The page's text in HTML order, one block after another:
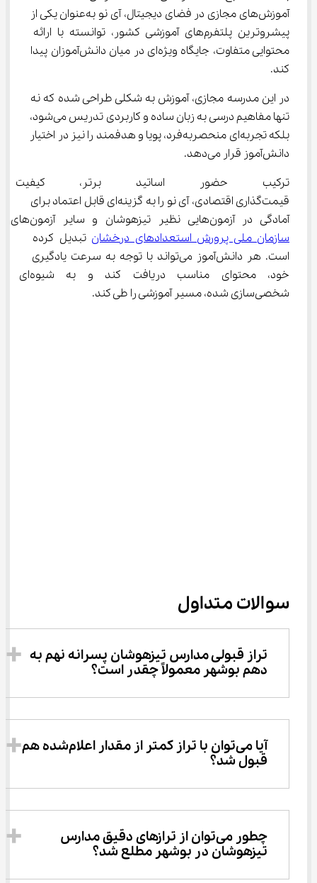
آموزش‌های مجازی در فضای دیجیتال، آی‌ نو به‌عنوان یکی از
پیشروترین پلتفرم‌های آموزشی کشور، توانسته با ارائه
محتوایی متفاوت، جایگاه ویژه‌ای در میان دانش‌آموزان پیدا
کند.
در این مدرسه مجازی، آموزش به شکلی طراحی شده که نه
تنها مفاهیم درسی به زبان ساده و کاربردی تدریس می‌شود،
بلکه تجربه‌ای منحصربه‌فرد، پویا و هدفمند را نیز در اختیار
دانش‌آموز قرار می‌دهد.
ترکیب حضور اساتید برتر،
قیمت‌گذاری اقتصادی، آی‌ نو را به گزینه‌ای قابل اعتماد برای
آمادگی در آزمون‌هایی نظیر تیزهوشان و سایر آزمون‌های
سازمان ملی پرورش استعدادهای درخشان تبدیل کرده
است. هر دانش‌آموز می‌تواند با توجه به سرعت یادگیری
خود، محتوای مناسب دریافت کند و به شیوه‌ای
شخصی‌سازی شده، مسیر آموزشی را طی کند.
سوالات متداول
تراز قبولی مدارس تیزهوشان پسرانه نهم به
دهم بوشهر معمولاً چقدر است؟
آیا می‌توان با تراز کمتر از مقدار اعلام‌شده هم
قبول شد؟
چطور می‌توان از ترازهای دقیق مدارس
تیزهوشان در بوشهر مطلع شد؟